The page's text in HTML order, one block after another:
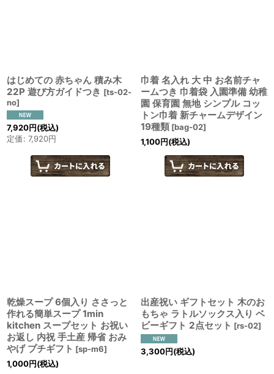
はじめての 赤ちゃん 積み木
22P 遊び方ガイドつき [ts-02-
no]
7,920円(税込)
定価: 7,920円
巾着 名入れ 大 中 お名前チャ
ームつき 巾着袋 入園準備 幼稚
園 保育園 無地 シンプル コッ
トン巾着 新チャームデザイン
19種類 [bag-02]
1,100円(税込)
乾燥スープ 6個入り ささっと
作れる簡単スープ 1min
kitchen スープセット お祝い
お返し 内祝 手土産 帰省 おみ
やげ プチギフト [sp-m6]
1,000円(税込)
出産祝い ギフトセット 木のお
もちゃ ラトルソックス入り ベ
ビーギフト 2点セット [rs-02]
3,300円(税込)